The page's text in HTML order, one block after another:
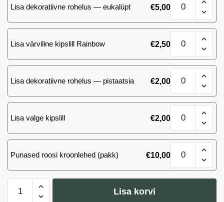
cm
kogus
Lisa dekoratiivne rohelus — eukalüpt €5,00 101
valget
roosi
cm
kogus
Lisa värviline kipslill Rainbow €2,50 101
valget
roosi
cm
kogus
Lisa dekoratiivne rohelus — pistaatsia €2,00 101
valget
roosi
cm
kogus
Lisa valge kipslill €2,00 101
valget
roosi
cm
kogus
Punased roosi kroonlehed (pakk) €10,00 101
valget
roosi
101
Lisa korvi